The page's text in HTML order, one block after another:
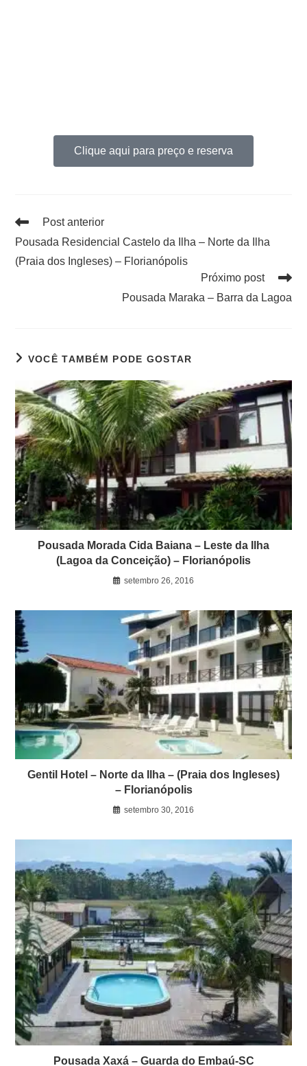
Clique aqui para preço e reserva
Post anterior
Pousada Residencial Castelo da Ilha – Norte da Ilha
(Praia dos Ingleses) – Florianópolis
Próximo post
Pousada Maraka – Barra da Lagoa
VOCÊ TAMBÉM PODE GOSTAR
Pousada Morada Cida Baiana – Leste da Ilha
(Lagoa da Conceição) – Florianópolis
setembro 26, 2016
Gentil Hotel – Norte da Ilha – (Praia dos Ingleses)
– Florianópolis
setembro 30, 2016
Pousada Xaxá – Guarda do Embaú-SC